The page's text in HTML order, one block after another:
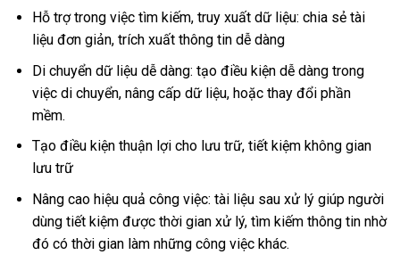
Hỗ trợ trong việc tìm kiếm, truy xuất dữ liệu: chia sẻ tài
liệu đơn giản, trích xuất thông tin dễ dàng
Di chuyển dữ liệu dễ dàng: tạo điều kiện dễ dàng trong
việc di chuyển, nâng cấp dữ liệu, hoặc thay đổi phần
mềm.
Tạo điều kiện thuận lợi cho lưu trữ, tiết kiệm không gian
lưu trữ
Nâng cao hiệu quả công việc: tài liệu sau xử lý giúp người
dùng tiết kiệm được thời gian xử lý, tìm kiếm thông tin nhờ
đó có thời gian làm những công việc khác.